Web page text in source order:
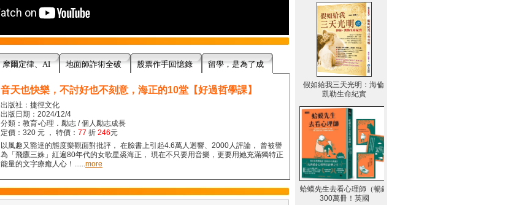
摩爾定律、AI 地面師詐術全破 股票作手回憶錄 留學，是為了成
音天也快樂，不討好也不刻意，海正的10堂【好過哲學課】
出版社：捷徑文化
出版日期：2024/12/4
分類：教育‧心理．勵志 / 個人勵志成長
定價：320 元 ， 特價： 77 折 246元
以風趣又豁達的態度樂觀面對批評， 在臉書上引起4.6萬人迴響、2000人評論， 曾被譽
為「飛鷹三姝」紅遍80年代的女歌星裘海正， 現在不只要用音樂，更要用她充滿獨特正
能量的文字療癒人心！......more